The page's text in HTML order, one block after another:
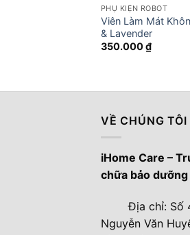
PHỤ KIỆN ROBOT
Viên Làm Mát
& Lavender
350.000₫
VỀ CHÚNG TÔI
iHome Care –
chữa bảo
Địa chỉ: Số
Nguyễn Văn